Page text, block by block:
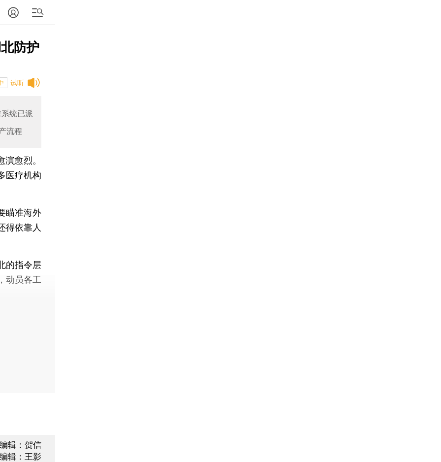
防护
试听
统已派
流程
愈烈。
医疗机构
瞄准海外
得依靠人
的指令层
动员各工
辑：贺信
辑：王影